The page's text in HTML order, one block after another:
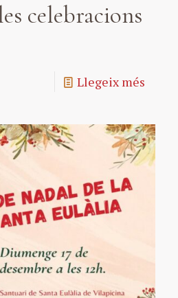
celebracions
Llegeix més